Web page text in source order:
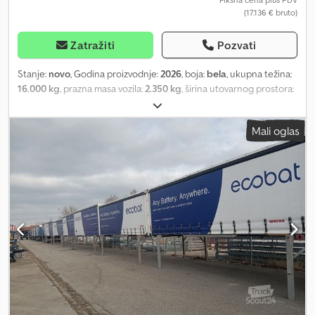
(17.136 € bruto)
Zatražiti Pozvati
Stanje: novo, Godina proizvodnje:2026, boja: bela, ukupna težina:
16.000 kg, prazna masa vozila:2.350 kg, širina utovarnog prostora:
, dužina tovarnog prostora:
prostora:2.510 mm, broj mašine/vozila:Swap, Kögel SWAP
zamjenjiva tovarna nadogradnja / klizna cerada; - Novo vozilo -
Dozvoljena ukupna masa 16.000 kg, nosivost cca 13.600 kg -
Bočna visina utovara cca 2.430 mm (dostupno i kao Midi sa cca
2.680 mm uz doplatu) - Visina ispod krova cca 2.510 mm (kod Midi
cca 2.780 mm) - Visina postavljanja prema DIN EN 284, cca 1.320
mm - Tip C745 - 4x potporne noge 1.020-1.320 mm - Zadnje
pristupne stepenice - Pod od ploča debljine 30 mm - Brzoupinjač
naprijed i nazad za bočnu ceradu - Sertifikat za osiguranje tereta
prema EN 12642 XL (VDI 2700) - Zadnja dvokrilna vrata, cca 2.480
mm - Bočni klizni sistem za otvaranje Dcsdjhmiywjpfx Aivok - 3
reda bočnih V-aluminijumskih letvi na ubacivanje - Vario-Fix
čelični ram sa perforacijama s jednim parom ležišta za stube - 9
pari veznih ušica prema EN 12640, dozvoljena vučna sila 2.500 kg
Mali oglas